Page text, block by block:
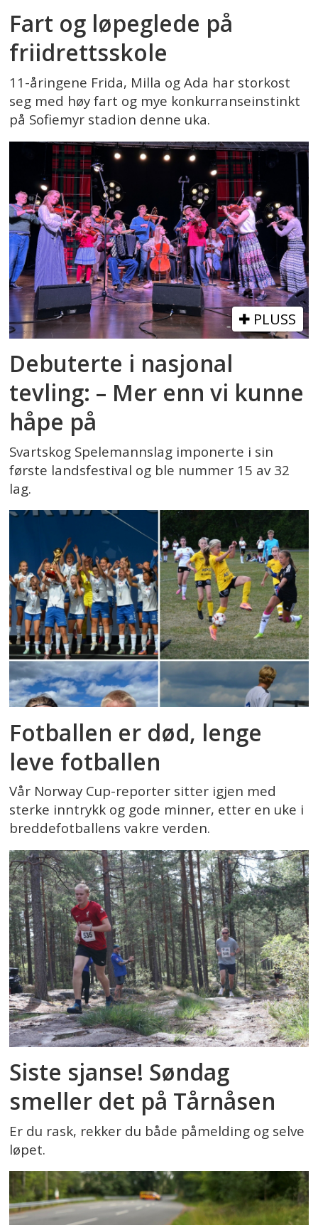
Fart og løpeglede på
friidrettsskole
11-åringene Frida, Milla og Ada har storkost
seg med høy fart og mye konkurranseinstinkt
på Sofiemyr stadion denne uka.
PLUSS
Debuterte i nasjonal
tevling: – Mer enn vi kunne
håpe på
Svartskog Spelemannslag imponerte i sin
første landsfestival og ble nummer 15 av 32
lag.
Fotballen er død, lenge
leve fotballen
Vår Norway Cup-reporter sitter igjen med
sterke inntrykk og gode minner, etter en uke i
breddefotballens vakre verden.
Siste sjanse! Søndag
smeller det på Tårnåsen
Er du rask, rekker du både påmelding og selve
løpet.